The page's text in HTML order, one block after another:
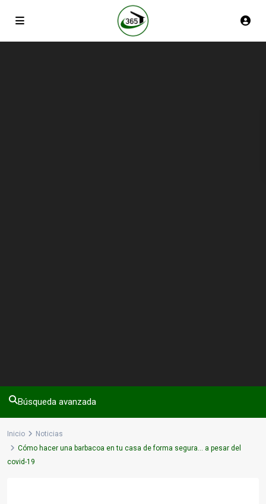
Búsqueda avanzada
Inicio
Noticias
Cómo hacer una barbacoa en tu casa de forma segura… a pesar del
covid-19